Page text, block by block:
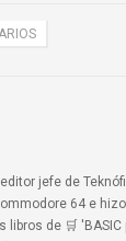
jefe de
64 e
libros de 🛒